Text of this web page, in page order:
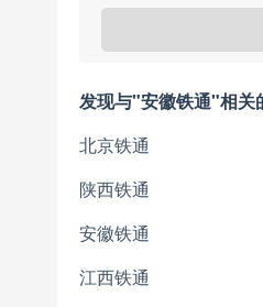
发现与"安徽铁通"相关
北京铁通
陕西铁通
安徽铁通
江西铁通